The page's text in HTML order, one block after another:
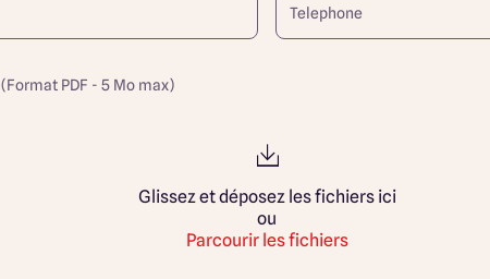
(Format PDF - 5 Mo max)
Glissez et déposez les fichiers ici
ou
Parcourir les fichiers